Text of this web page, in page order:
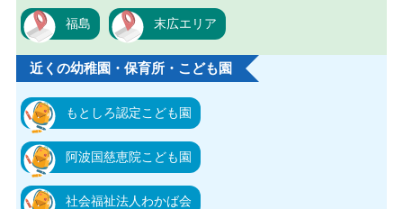
福島 末広エリア
近くの幼稚園・保育所・こども園
もとしろ認定こども園
阿波国慈恵院こども園
社会福祉法人わかば会